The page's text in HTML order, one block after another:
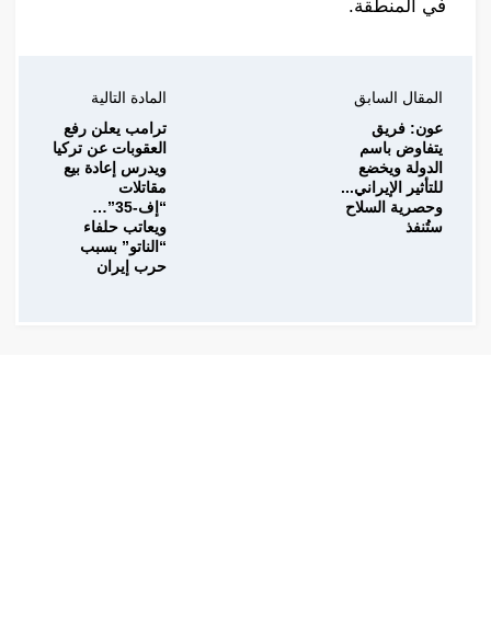
في المنطقة.
المقال السابق
عون: فريق
يتفاوض باسم
الدولة ويخضع
للتأثير الإيراني...
وحصرية السلاح
ستُنفذ
المادة التالية
ترامب يعلن رفع
العقوبات عن تركيا
ويدرس إعادة بيع
مقاتلات
“إف-35”…
ويعاتب حلفاء
“الناتو” بسبب
حرب إيران